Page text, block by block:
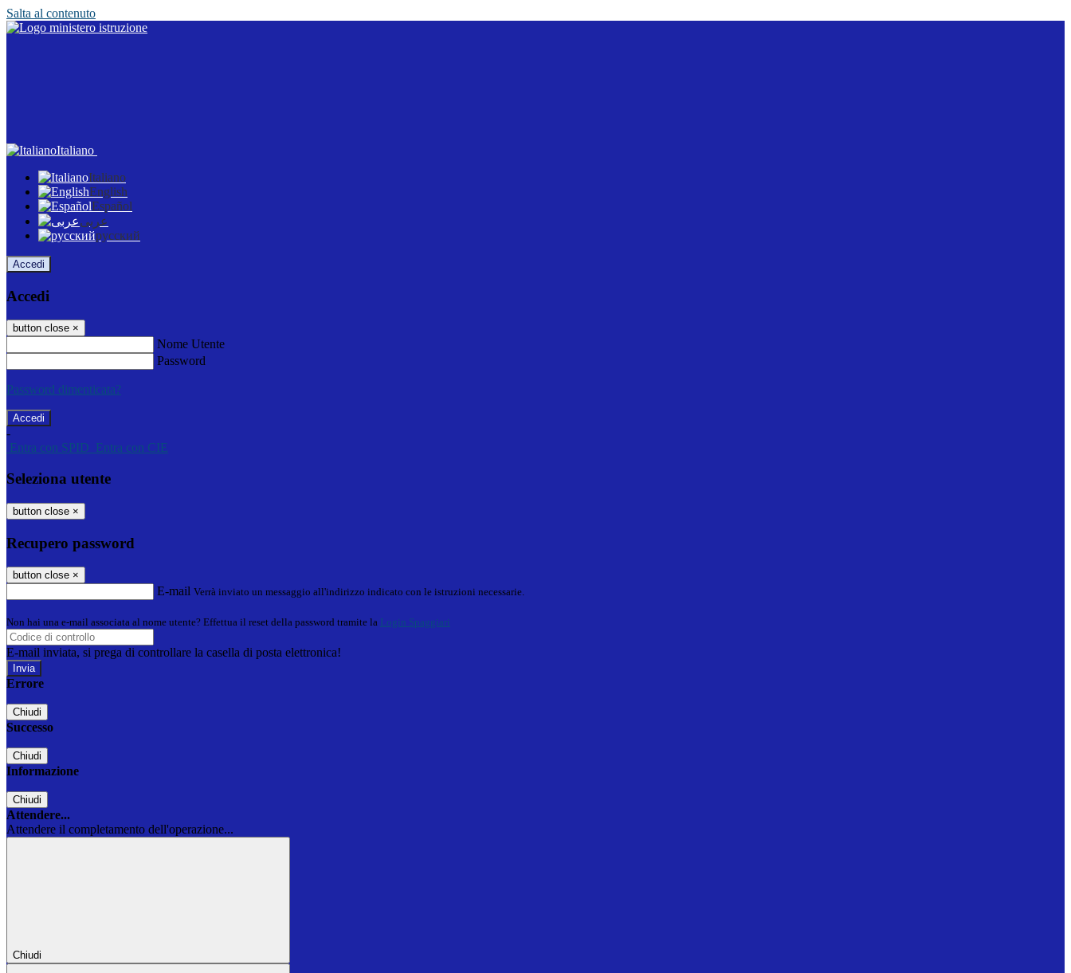
Salta al contenuto
Italiano
Italiano
English
Español
عربى
русский
Accedi
Accedi
button close ×
Nome Utente
Password
Password dimenticata?
-
Entra con SPID Entra con CIE
Seleziona utente
button close ×
Recupero password
button close ×
E-mail Verrà inviato un messaggio all'indirizzo indicato con le istruzioni necessarie.
Non hai una e-mail associata al nome utente? Effettua il reset della password tramite la Login Spaggiari
E-mail inviata, si prega di controllare la casella di posta elettronica!
Errore
Chiudi
Successo
Chiudi
Informazione
Chiudi
Attendere...
Attendere il completamento dell'operazione...
Chiudi